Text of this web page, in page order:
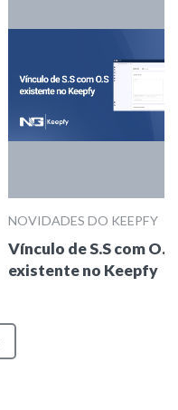
NOVIDADES DO KEEPFY
Vínculo de S.S com O.S
existente no Keepfy